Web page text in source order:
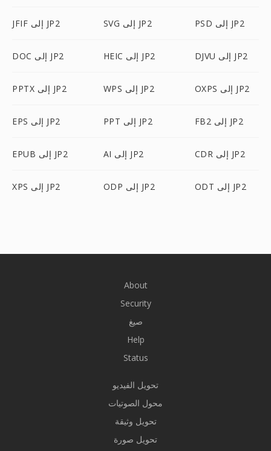
JFIF إلى JP2 SVG إلى JP2 PSD إلى JP2
DOC إلى JP2 HEIC إلى JP2 DJVU إلى JP2
PPTX إلى JP2 WPS إلى JP2 OXPS إلى JP2
EPS إلى JP2 PPT إلى JP2 FB2 إلى JP2
EPUB إلى JP2 AI إلى JP2 CDR إلى JP2
XPS إلى JP2 ODP إلى JP2 ODT إلى JP2
About
Security
صيغ
Help
Status
تحويل الفيديو
محول الصوتيات
تحويل وثيقة
تحويل صورة